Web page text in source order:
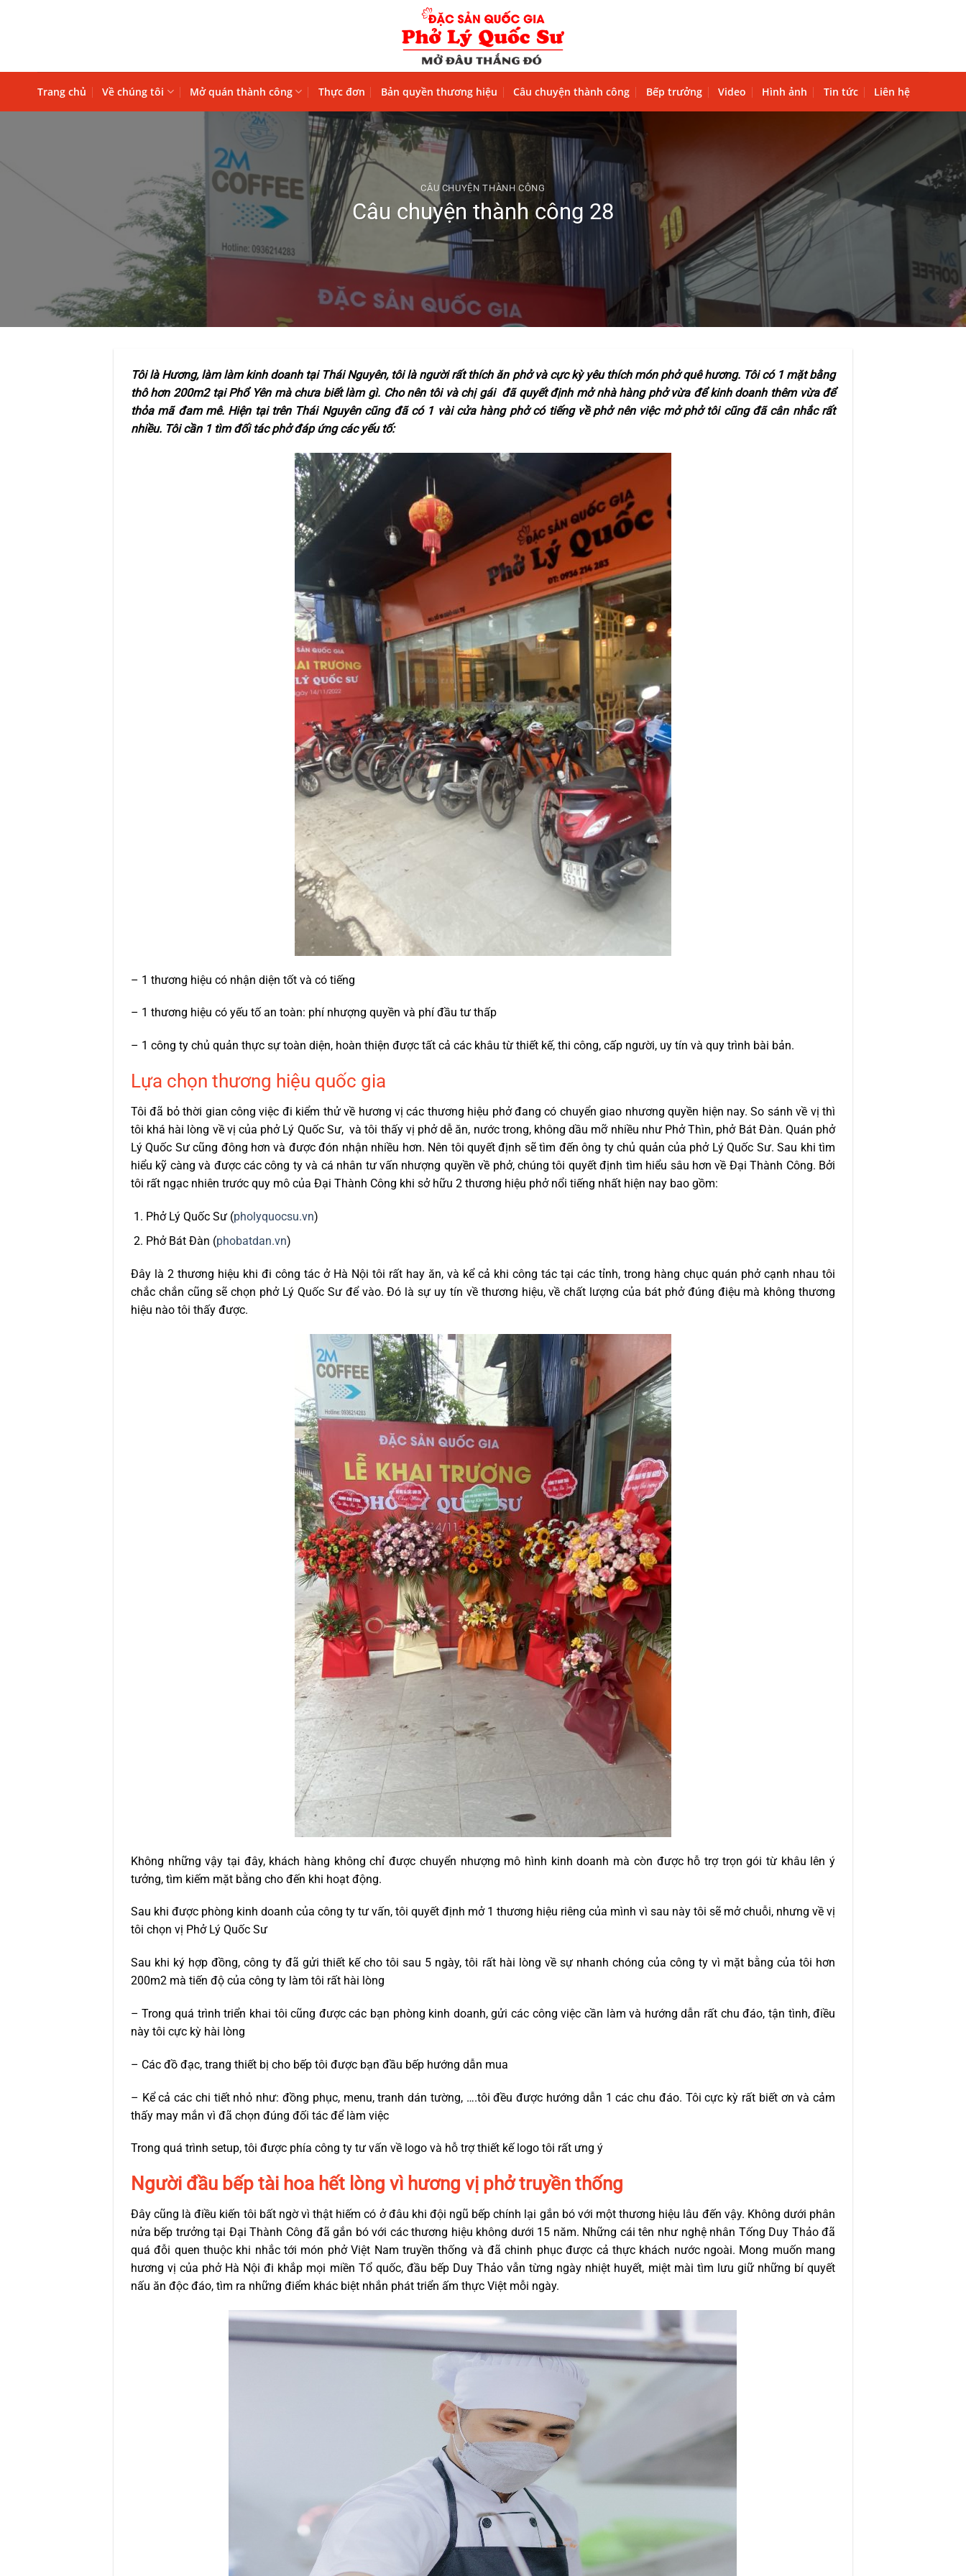
Trang chủ Về chúng tôi Mở quán thành công Thực đơn Bản quyền thương hiệu Câu chuyện thành công Bếp trưởng Video Hình ảnh Tin tức Liên hệ
CÂU CHUYỆN THÀNH CÔNG
Câu chuyện thành công 28
Tôi là Hương, làm làm kinh doanh tại Thái Nguyên, tôi là người rất thích ăn phở và cực kỳ yêu thích món phở quê hương. Tôi có 1 mặt bằng
thô hơn 200m2 tại Phổ Yên mà chưa biết làm gì. Cho nên tôi và chị gái đã quyết định mở nhà hàng phở vừa để kinh doanh thêm vừa để
thỏa mã đam mê. Hiện tại trên Thái Nguyên cũng đã có 1 vài cửa hàng phở có tiếng về phở nên việc mở phở tôi cũng đã cân nhắc rất
nhiều. Tôi cần 1 tìm đối tác phở đáp ứng các yếu tố:
– 1 thương hiệu có nhận diện tốt và có tiếng
– 1 thương hiệu có yếu tố an toàn: phí nhượng quyền và phí đầu tư thấp
– 1 công ty chủ quản thực sự toàn diện, hoàn thiện được tất cả các khâu từ thiết kế, thi công, cấp người, uy tín và quy trình bài bản.
Lựa chọn thương hiệu quốc gia
Tôi đã bỏ thời gian công việc đi kiểm thử về hương vị các thương hiệu phở đang có chuyển giao nhương quyền hiện nay. So sánh về vị thì
tôi khá hài lòng về vị của phở Lý Quốc Sư, và tôi thấy vị phở dễ ăn, nước trong, không dầu mỡ nhiều như Phở Thìn, phở Bát Đàn. Quán phở
Lý Quốc Sư cũng đông hơn và được đón nhận nhiều hơn. Nên tôi quyết định sẽ tìm đến ông ty chủ quản của phở Lý Quốc Sư. Sau khi tìm
hiểu kỹ càng và được các công ty và cá nhân tư vấn nhượng quyền về phở, chúng tôi quyết định tìm hiểu sâu hơn về Đại Thành Công. Bởi
tôi rất ngạc nhiên trước quy mô của Đại Thành Công khi sở hữu 2 thương hiệu phở nổi tiếng nhất hiện nay bao gồm:
Phở Lý Quốc Sư (pholyquocsu.vn)
Phở Bát Đàn (phobatdan.vn)
Đây là 2 thương hiệu khi đi công tác ở Hà Nội tôi rất hay ăn, và kể cả khi công tác tại các tỉnh, trong hàng chục quán phở cạnh nhau tôi
chắc chắn cũng sẽ chọn phở Lý Quốc Sư để vào. Đó là sự uy tín về thương hiệu, về chất lượng của bát phở đúng điệu mà không thương
hiệu nào tôi thấy được.
Không những vậy tại đây, khách hàng không chỉ được chuyển nhượng mô hình kinh doanh mà còn được hỗ trợ trọn gói từ khâu lên ý
tưởng, tìm kiếm mặt bằng cho đến khi hoạt động.
Sau khi được phòng kinh doanh của công ty tư vấn, tôi quyết định mở 1 thương hiệu riêng của mình vì sau này tôi sẽ mở chuỗi, nhưng về vị
tôi chọn vị Phở Lý Quốc Sư
Sau khi ký hợp đồng, công ty đã gửi thiết kế cho tôi sau 5 ngày, tôi rất hài lòng về sự nhanh chóng của công ty vì mặt bằng của tôi hơn
200m2 mà tiến độ của công ty làm tôi rất hài lòng
– Trong quá trình triển khai tôi cũng được các bạn phòng kinh doanh, gửi các công việc cần làm và hướng dẫn rất chu đáo, tận tình, điều
này tôi cực kỳ hài lòng
– Các đồ đạc, trang thiết bị cho bếp tôi được bạn đầu bếp hướng dẫn mua
– Kể cả các chi tiết nhỏ như: đồng phục, menu, tranh dán tường, ….tôi đều được hướng dẫn 1 các chu đáo. Tôi cực kỳ rất biết ơn và cảm
thấy may mắn vì đã chọn đúng đối tác để làm việc
Trong quá trình setup, tôi được phía công ty tư vấn về logo và hỗ trợ thiết kế logo tôi rất ưng ý
Người đầu bếp tài hoa hết lòng vì hương vị phở truyền thống
Đây cũng là điều kiến tôi bất ngờ vì thật hiếm có ở đâu khi đội ngũ bếp chính lại gắn bó với một thương hiệu lâu đến vậy. Không dưới phân
nửa bếp trưởng tại Đại Thành Công đã gắn bó với các thương hiệu không dưới 15 năm. Những cái tên như nghệ nhân Tống Duy Thảo đã
quá đỗi quen thuộc khi nhắc tới món phở Việt Nam truyền thống và đã chinh phục được cả thực khách nước ngoài. Mong muốn mang
hương vị của phở Hà Nội đi khắp mọi miền Tổ quốc, đầu bếp Duy Thảo vẫn từng ngày nhiệt huyết, miệt mài tìm lưu giữ những bí quyết
nấu ăn độc đáo, tìm ra những điểm khác biệt nhắn phát triển ấm thực Việt mỗi ngày.